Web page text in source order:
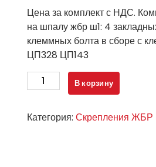
Цена за комплект с НДС.
на шпалу жбр ш1: 4
клеммных болта в сборе с
ЦП328 ЦП143
Количество
товара
скреплений
В корзину
Категория: Скрепления ЖБР